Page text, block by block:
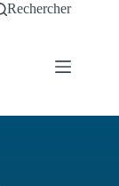
Rechercher